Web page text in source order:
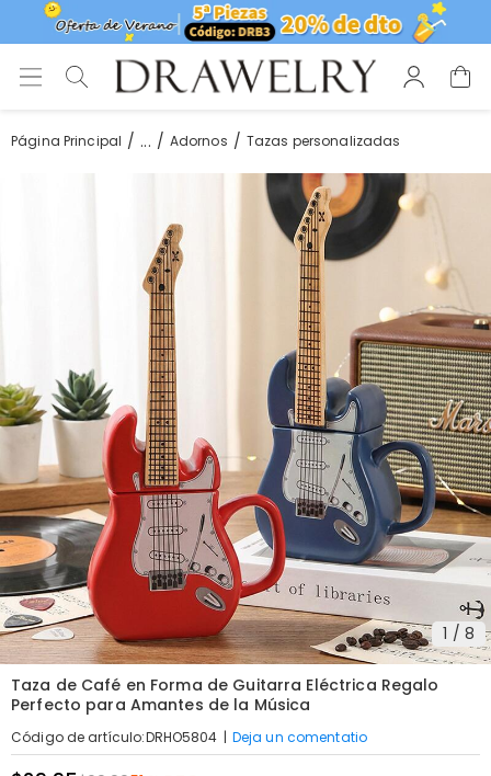
Página Principal ... Adornos Tazas personalizadas
1 / 8
Taza de Café en Forma de Guitarra Eléctrica Regalo
Perfecto para Amantes de la Música
Código de artículo:DRHO5804 | Deja un comentatio